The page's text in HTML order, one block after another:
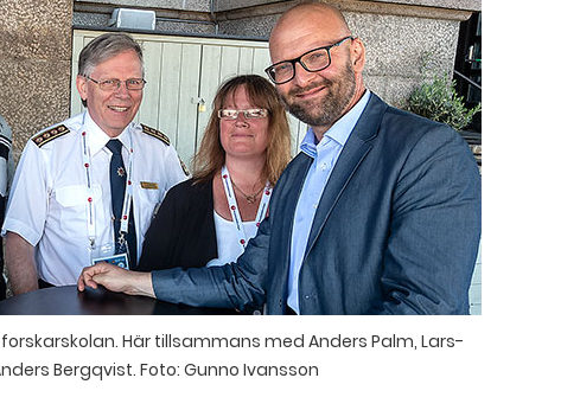
Här tillsammans med Anders Palm, Lars-
Bergqvist. Foto: Gunno Ivansson